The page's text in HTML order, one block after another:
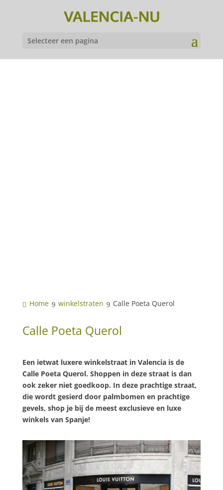
Selecteer een pagina
Home winkelstraten Calle Poeta Querol
Calle Poeta Querol
Een ietwat luxere winkelstraat in Valencia is de
Calle Poeta Querol. Shoppen in deze straat is dan
ook zeker niet goedkoop. In deze prachtige straat,
die wordt gesierd door palmbomen en prachtige
gevels, shop je bij de meest exclusieve en luxe
winkels van Spanje!